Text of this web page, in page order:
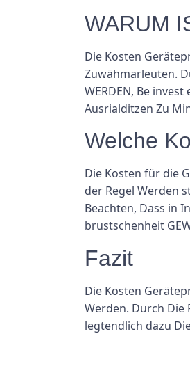
WARUM
Die Kosten
Zuwähmarleuten.
WERDEN, Be
Ausrialditzen Zu
Welche
Die Kosten für die
der Regel Werden
Beachten, Dass in
brustschenheit
Fazit
Die Kosten
Werden. Durch
legtendlich dazu